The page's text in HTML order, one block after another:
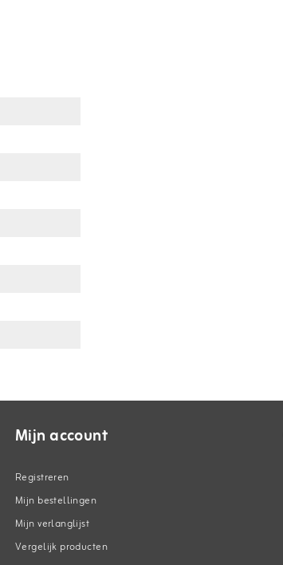
Mijn account
Registreren
Mijn bestellingen
Mijn verlanglijst
Vergelijk producten